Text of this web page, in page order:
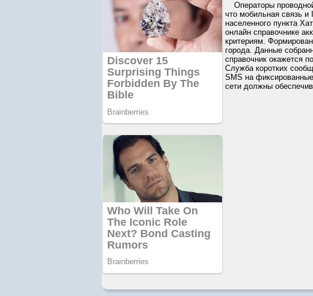
Операторы
что мобильная связь
населенного пункта
онлайн справочнике
критериям.
города. Данные
справочник окажется
Служба коротких
SMS на
сети должны